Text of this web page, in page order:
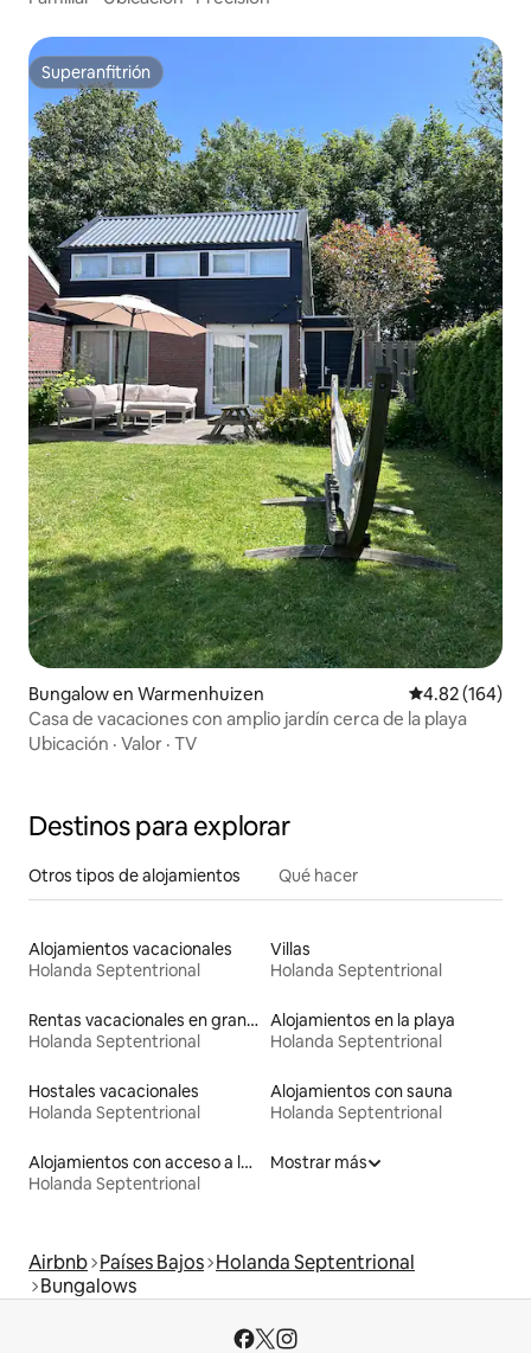
Superanfitrión
Superanfitrión
Bungalow en Warmenhuizen Calificación
4.82 (164)
Casa de vacaciones con amplio jardín cerca de la playa
Ubicación · Valor · TV
Destinos para explorar
Otros tipos de alojamientos Qué hacer
Alojamientos vacacionales
Holanda Septentrional
Villas
Holanda Septentrional
Rentas vacacionales en graneros
Holanda Septentrional
Alojamientos en la playa
Holanda Septentrional
Hostales vacacionales
Holanda Septentrional
Alojamientos con sauna
Holanda Septentrional
Alojamientos con acceso a la playa
Holanda Septentrional
Mostrar más
Airbnb Países Bajos Holanda Septentrional
Bungalows